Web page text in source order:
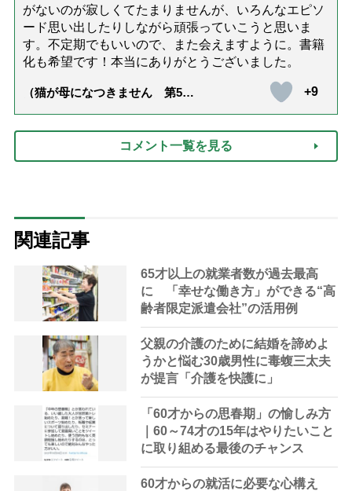
がないのが寂しくてたまりませんが、いろんなエピソ
ード思い出したりしながら頑張っていこうと思いま
す。不定期でもいいので、また会えますように。書籍
化も希望です！本当にありがとうございました。
（猫が母になつきません 第500
+9
コメント一覧を見る
関連記事
65才以上の就業者数が過去最高
に 「幸せな働き方」ができる“高
齢者限定派遣会社”の活用例
父親の介護のために結婚を諦めよ
うかと悩む30歳男性に毒蝮三太夫
が提言「介護を快護に」
「60才からの思春期」の愉しみ方
｜60～74才の15年はやりたいこと
に取り組める最後のチャンス
60才からの就活に必要な心構え